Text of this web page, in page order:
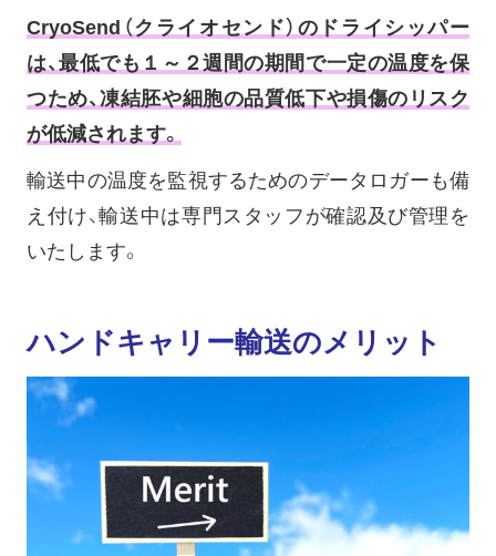
CryoSend（クライオセンド）のドライシッパー
は、最低でも１～２週間の期間で一定の温度を保
つため、凍結胚や細胞の品質低下や損傷のリスク
が低減されます。
輸送中の温度を監視するためのデータロガーも備
え付け、輸送中は専門スタッフが確認及び管理を
いたします。
ハンドキャリー輸送のメリット